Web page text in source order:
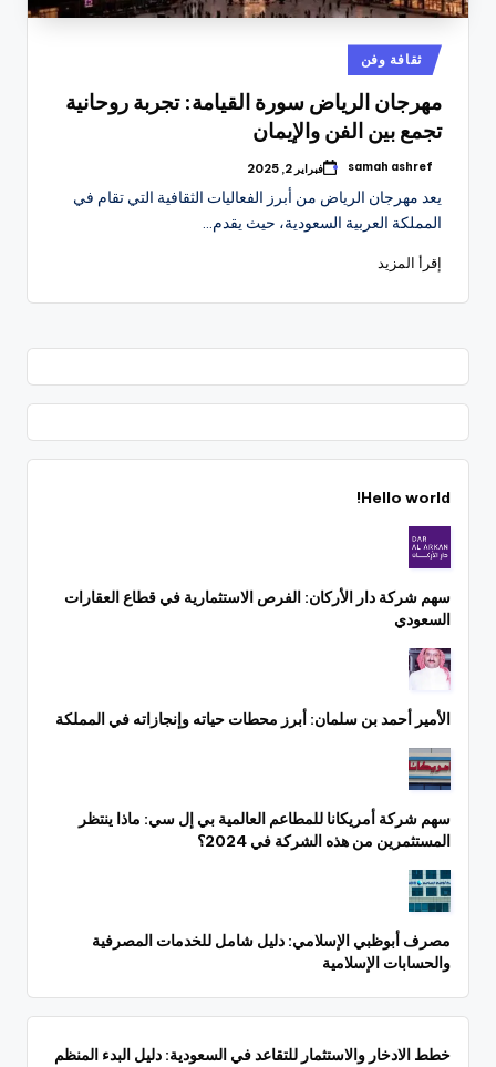
نُشر
في
ثقافة وفن
مهرجان الرياض سورة القيامة: تجربة روحانية
تجمع بين الفن والإيمان
تمّ
بواسطة
samah ashref فبراير 2, 2025
يعد مهرجان الرياض من أبرز الفعاليات الثقافية التي تقام في
المملكة العربية السعودية، حيث يقدم…
إقرأ المزيد
Hello world!
سهم شركة دار الأركان: الفرص الاستثمارية في قطاع العقارات
السعودي
الأمير أحمد بن سلمان: أبرز محطات حياته وإنجازاته في المملكة
سهم شركة أمريكانا للمطاعم العالمية بي إل سي: ماذا ينتظر
المستثمرين من هذه الشركة في 2024؟
مصرف أبوظبي الإسلامي: دليل شامل للخدمات المصرفية
والحسابات الإسلامية
خطط الادخار والاستثمار للتقاعد في السعودية: دليل البدء المنظم